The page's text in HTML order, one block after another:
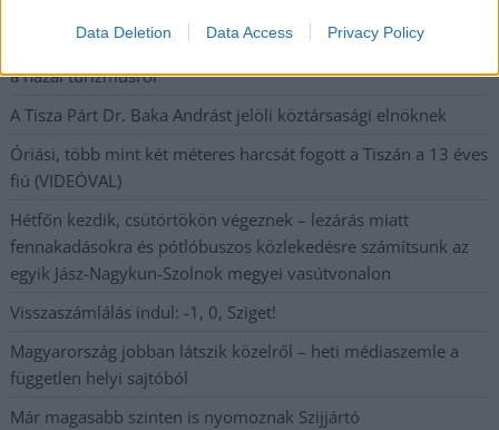
Data Deletion Data Access Privacy Policy
Drágább lett Magyarország, de vajon jobb is? – kemény kritika
a hazai turizmusról
A Tisza Párt Dr. Baka Andrást jelöli köztársasági elnöknek
Óriási, több mint két méteres harcsát fogott a Tiszán a 13 éves
fiú (VIDEÓVAL)
Hétfőn kezdik, csütörtökön végeznek – lezárás miatt
fennakadásokra és pótlóbuszos közlekedésre számítsunk az
egyik Jász-Nagykun-Szolnok megyei vasútvonalon
Visszaszámlálás indul: -1, 0, Sziget!
Magyarország jobban látszik közelről – heti médiaszemle a
független helyi sajtóból
Már magasabb szinten is nyomoznak Szijjártó